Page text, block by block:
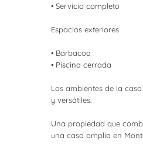
• Servicio completo
Espacios exteriores
• Barbacoa
• Piscina cerrada
Los ambientes de la
y versátiles.
Una propiedad que
una casa amplia en